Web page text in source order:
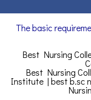
The basic
Best Nursing
Best Nursing
Institute | best b.sc